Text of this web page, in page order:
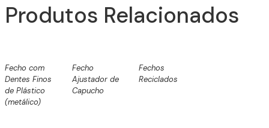
Produtos Relacionados
Fecho com
Dentes Finos
de Plástico
(metálico)
Fecho
Ajustador de
Capucho
Fechos
Reciclados